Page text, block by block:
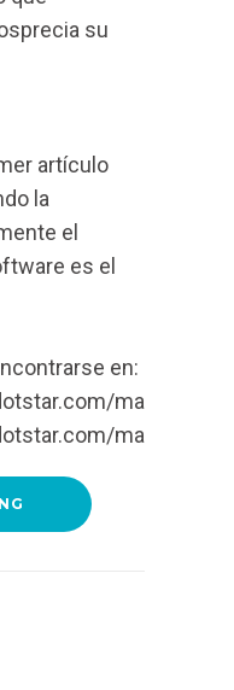
su
artículo
la
el
es el
en:
mag/
mag/